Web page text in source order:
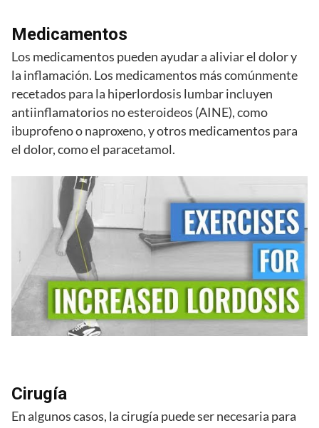
Medicamentos
Los medicamentos pueden ayudar a aliviar el dolor y
la inflamación. Los medicamentos más comúnmente
recetados para la hiperlordosis lumbar incluyen
antiinflamatorios no esteroideos (AINE), como
ibuprofeno o naproxeno, y otros medicamentos para
el dolor, como el paracetamol.
Cirugía
En algunos casos, la cirugía puede ser necesaria para